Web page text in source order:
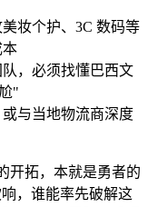
妆个护、3C 数码等
本
，必须找懂巴西文
"
与当地物流商深度
开拓，本就是勇者的
，谁能率先破解这